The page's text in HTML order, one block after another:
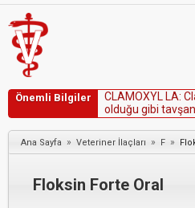
Önemli Bilgiler CLAMOXYL LA: C
o duğu gibi tavşan
kemirgenlerdekul
Ana Sayfa » Veteriner İlaçları » F »
Floksin Forte Oral